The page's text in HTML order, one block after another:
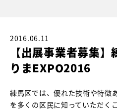
2016.06.11
【出展事業者募集
りまEXPO2016
練馬区では、優れた技術や特徴
を多くの区民に知っていただく